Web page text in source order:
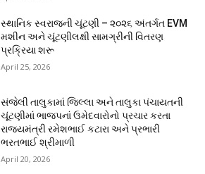
સ્થાનિક સ્વરાજની ચૂંટણી – ૨૦૨૬ અંતર્ગત EVM
મશીન અને ચૂંટણીલક્ષી સામગ્રીની વિતરણ
પ્રક્રિયા શરૂ
April 25, 2026
સંજેલી તાલુકામાં જિલ્લા અને તાલુકા પંચાયતની
ચૂંટણીમાં ભાજપનાં ઉમેદવારોનો પ્રચાર કરતા
રાજ્યમંત્રી રમેશભાઈ કટારા અને પ્રભારી
ભરતભાઈ શ્રીમાળી
April 20, 2026